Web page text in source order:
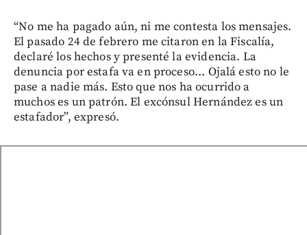
“No me ha pagado aún, ni me contesta los mensajes.
El pasado 24 de febrero me citaron en la Fiscalía,
declaré los hechos y presenté la evidencia. La
denuncia por estafa va en proceso... Ojalá esto no le
pase a nadie más. Esto que nos ha ocurrido a
muchos es un patrón. El excónsul Hernández es un
estafador”, expresó.